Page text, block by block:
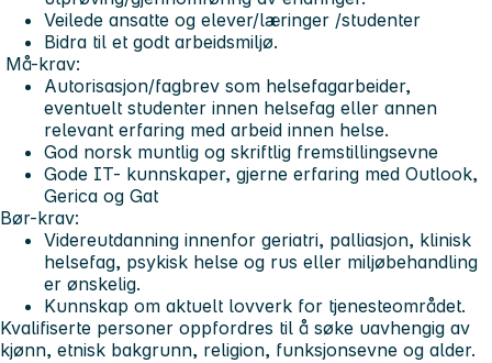
Veilede ansatte og elever/læringer /studenter
Bidra til et godt arbeidsmiljø.
Må-krav:
Autorisasjon/fagbrev som helsefagarbeider,
eventuelt studenter innen helsefag eller annen
relevant erfaring med arbeid innen helse.
God norsk muntlig og skriftlig fremstillingsevne
Gode IT- kunnskaper, gjerne erfaring med Outlook,
Gerica og Gat
Bør-krav:
Videreutdanning innenfor geriatri, palliasjon, klinisk
helsefag, psykisk helse og rus eller miljøbehandling
er ønskelig.
Kunnskap om aktuelt lovverk for tjenesteområdet.
Kvalifiserte personer oppfordres til å søke uavhengig av
kjønn, etnisk bakgrunn, religion, funksjonsevne og alder.